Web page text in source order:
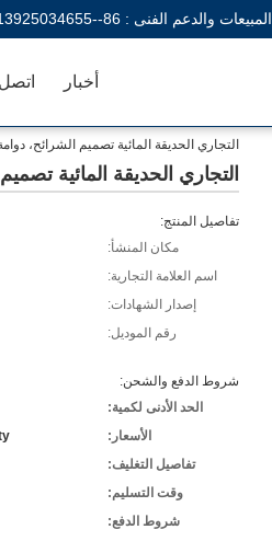
المبيعات والدعم الفنى : 86--13925034655
أخبار
التجاري الحديقة المائية تصميم الشرائح،
التجاري الحديقة المائية
تفاصيل المنتج:
مكان المنشأ:
اسم العلامة التجارية:
إصدار الشهادات:
رقم الموديل:
شروط الدفع والشحن:
الحد الأدنى لكمية:
الأسعار:
تفاصيل التغليف:
وقت التسليم:
شروط الدفع: